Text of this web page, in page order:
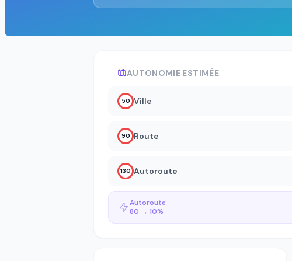
AUTONOMIE ESTIMÉE
50 Ville
90 Route
130 Autoroute
Autoroute
80 → 10%